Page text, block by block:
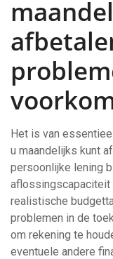
Het is van
u maandelijks kunt
persoonlijke lening
aflossingscapaciteit
realistische
problemen in de
om rekening te
eventuele andere